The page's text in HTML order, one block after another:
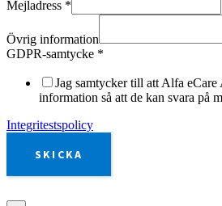
Mejladress *
Övrig information
GDPR-samtycke *
Jag samtycker till att Alfa
information så att de kan svara på
Integritestspolicy
SKICKA